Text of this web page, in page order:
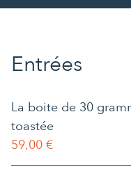
Entrées
La boite de 30
toastée
59,00 €